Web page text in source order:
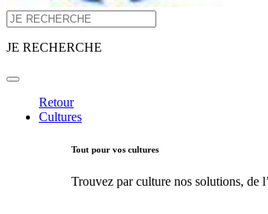
JE RECHERCHE
Retour
Cultures
Tout pour vos cultures
Trouvez par culture nos solutions, de